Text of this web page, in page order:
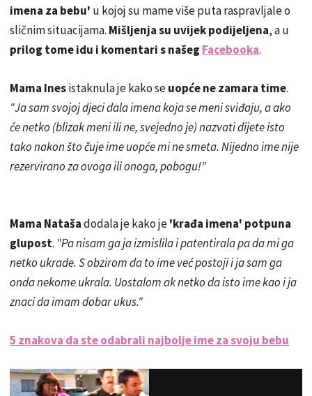
imena za bebu' u kojoj su mame više puta raspravljale o
sličnim situacijama. Mišljenja su uvijek podijeljena, a u
prilog tome idu i komentari s našeg Facebooka.
Mama Inesistaknula je kako seuopće ne zamara time.
"Ja sam svojoj djeci dala imena koja se meni sviđaju, a ako
će netko (blizak meni ili ne, svejedno je) nazvati dijete isto
tako nakon što čuje ime uopće mi ne smeta. Nijedno ime nije
rezervirano za ovoga ili onoga, pobogu!"
Mama Natašadodala je kako je'krađa imena' potpuna
glupost. "Pa nisam ga ja izmislila i patentirala pa da mi ga
netko ukrade. S obzirom da to ime već postoji i ja sam ga
onda nekome ukrala. Uostalom ak netko da isto ime kao i ja
znaci da imam dobar ukus."
5 znakova da ste odabrali najbolje ime za svoju bebu